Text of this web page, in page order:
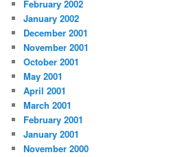
February 2002
January 2002
December 2001
November 2001
October 2001
May 2001
April 2001
March 2001
February 2001
January 2001
November 2000